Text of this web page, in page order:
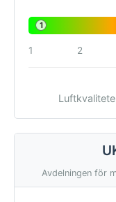
1
1 2
Avdelningen för